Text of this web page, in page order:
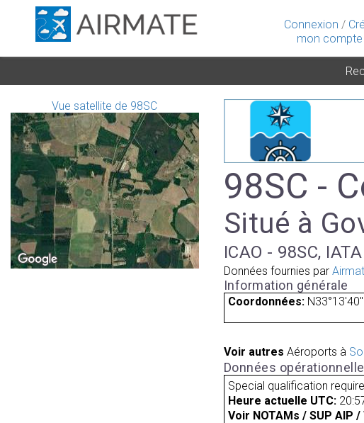
Connexion /
mon compte
Vue satellite de 98SC
98SC -
Situé à
ICAO - 98SC,
Données fournies par
Information générale
Coordonnées:
Voir autres Aéroports à
Données
Special qualification
Heure actuelle UTC:
Voir NOTAMs / SUP